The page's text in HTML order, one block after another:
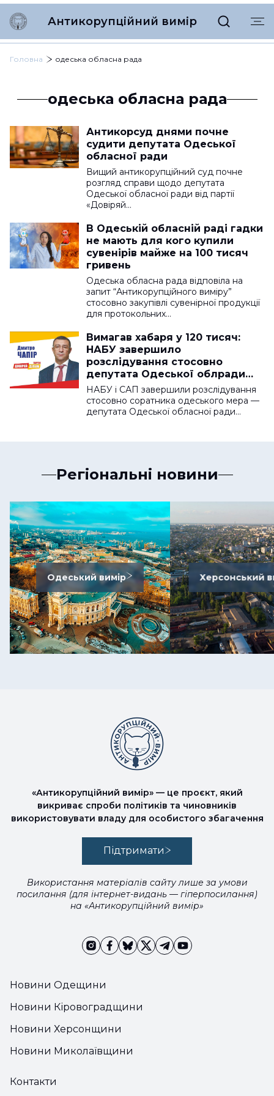
Антикорупційний вимір
Головна одеська обласна рада
одеська обласна рада
Антикорсуд днями почне
судити депутата Одеської
обласної ради
Вищий антикорупційний суд почне
розгляд справи щодо депутата
Одеської обласної ради від партії
«Довіряй…
В Одеській обласній раді гадки
не мають для кого купили
сувенірів майже на 100 тисяч
гривень
Одеська обласна рада відповіла на
запит “Антикорупційного виміру”
стосовно закупівлі сувенірної продукції
для протокольних…
Вимагав хабаря у 120 тисяч:
НАБУ завершило
розслідування стосовно
депутата Одеської облради
від “Довіряй ділам”
НАБУ і САП завершили розслідування
стосовно соратника одеського мера —
депутата Одеської обласної ради…
Регіональні новини
Одеський вимір Херсонський
Новини Одещини
Новини Кіровоградщини
Новини Херсонщини
Новини Миколаївщини
«Антикорупційний вимір» — це проєкт, який
викриває спроби політиків та чиновників
використовувати владу для особистого збагачення
Підтримати
Використання матеріалів сайту лише за умови
посилання (для інтернет-видань — гіперпосилання)
на «Антикорупційний вимір»
Контакти